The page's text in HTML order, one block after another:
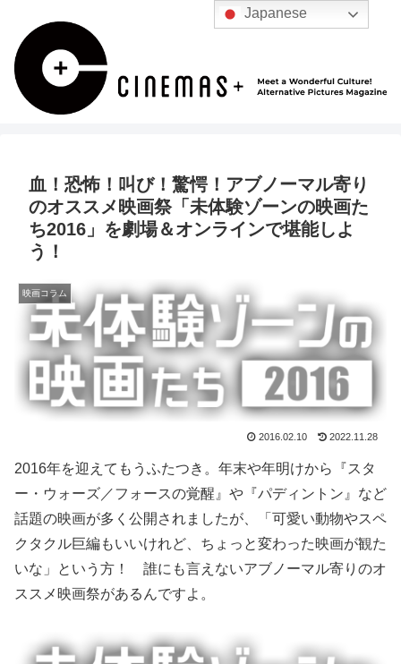
血！恐怖！叫び！驚愕！アブノーマル寄り
のオススメ映画祭「未体験ゾーンの映画た
ち2016」を劇場＆オンラインで堪能しよ
う！
映画コラム
2016.02.10 2022.11.28
2016年を迎えてもうふたつき。年末や年明けから『スタ
ー・ウォーズ／フォースの覚醒』や『パディントン』など
話題の映画が多く公開されましたが、「可愛い動物やスペ
クタクル巨編もいいけれど、ちょっと変わった映画が観た
いな」という方！ 誰にも言えないアブノーマル寄りのオ
ススメ映画祭があるんですよ。
Japanese